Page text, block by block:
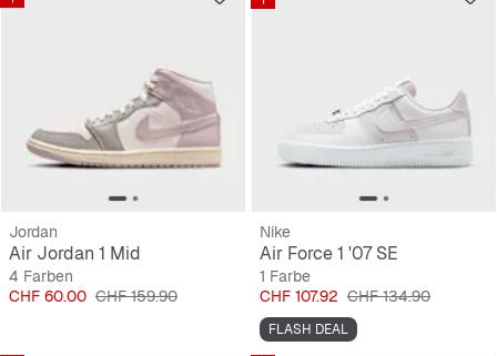
Jordan
Air Jordan 1 Mid
4 Farben
Preis
CHF 60.00 Originalpreis
CHF 159.90
Nike
Air Force 1 '07 SE
1 Farbe
Preis
CHF 107.92 Originalpreis
CHF 134.90
FLASH DEAL